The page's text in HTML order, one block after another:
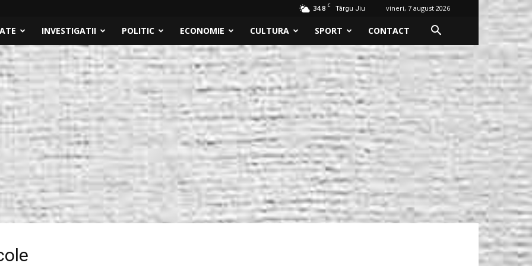
34.8 C Târgu Jiu vineri, 7 august 2026
INVESTIGATII POLITIC ECONOMIE CULTURA SPORT CONTACT